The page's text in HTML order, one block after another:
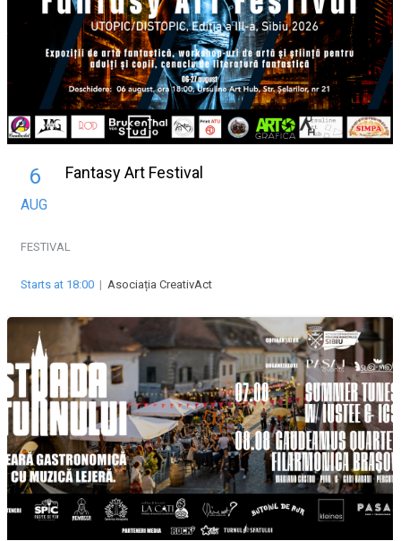
6
AUG
Fantasy Art Festival
FESTIVAL
Starts at 18:00 | Asociația CreativAct